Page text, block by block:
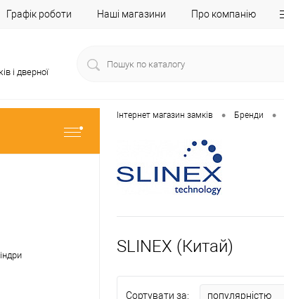
Графік роботи Наші магазини Про компанію
і дверної
Інтернет магазин замків • Бренди •
SLINEX (Китай)
Сортувати за: